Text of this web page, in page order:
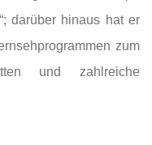
darüber hinaus hat er
zum
und zahlreiche